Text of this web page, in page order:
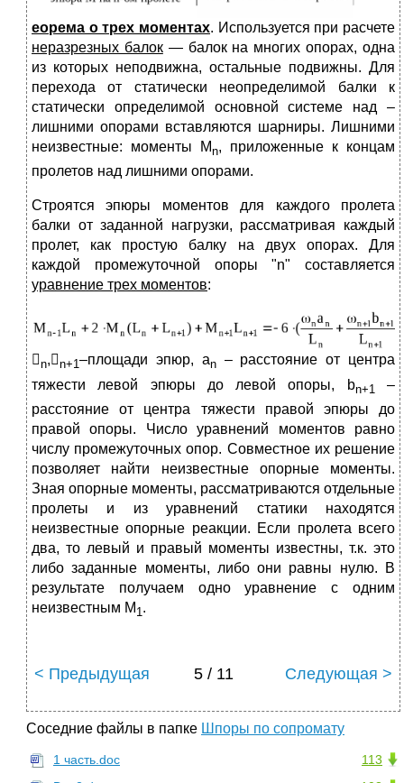
еорема о трех моментах. Используется при расчете
неразрезных балок— балок на многих опорах, одна
из которых неподвижна, остальные подвижны. Для
перехода от статически неопределимой балки к
статически определимой основной системе над –
лишними опорами вставляются шарниры. Лишними
неизвестные: моменты Mn, приложенные к концам
пролетов над лишними опорами.
Строятся эпюры моментов для каждого пролета
балки от заданной нагрузки, рассматривая каждый
пролет, как простую балку на двух опорах. Для
каждой промежуточной опоры "n" составляется
уравнение трех моментов:
n,n+1–площади эпюр, an– расстояние от центра
тяжести левой эпюры до левой опоры, bn+1
–
расстояние от центра тяжести правой эпюры до
правой опоры. Число уравнений моментов равно
числу промежуточных опор. Совместное их решение
позволяет найти неизвестные опорные моменты.
Зная опорные моменты, рассматриваются отдельные
пролеты и из уравнений статики находятся
неизвестные опорные реакции. Если пролета всего
два, то левый и правый моменты известны, т.к. это
либо заданные моменты, либо они равны нулю. В
результате получаем одно уравнение с одним
неизвестным М 1 .
< Предыдущая 5 / 11 Следующая >
Соседние файлы в папке Шпоры по сопромату
113
1 часть.doc